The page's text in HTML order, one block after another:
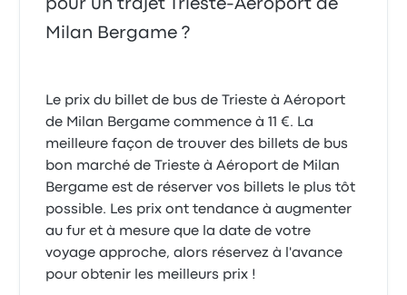
pour un trajet Trieste-Aéroport de
Milan Bergame ?
Le prix du billet de bus de Trieste à Aéroport
de Milan Bergame commence à 11 €. La
meilleure façon de trouver des billets de bus
bon marché de Trieste à Aéroport de Milan
Bergame est de réserver vos billets le plus tôt
possible. Les prix ont tendance à augmenter
au fur et à mesure que la date de votre
voyage approche, alors réservez à l'avance
pour obtenir les meilleurs prix !